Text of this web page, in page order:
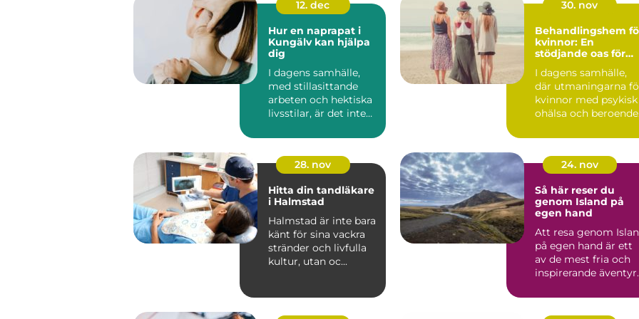
12. dec
Hur en naprapat i
Kungälv kan hjälpa
dig
I dagens samhälle,
med stillasittande
arbeten och hektiska
livsstilar, är det inte
30. nov
Behandlingshem
kvinnor: En
stödjande oas för
I dagens samhälle,
där utmaningarna
kvinnor med psykisk
ohälsa och beroende
28. nov
Hitta din tandläkare
i Halmstad
Halmstad är inte bara
känt för sina vackra
stränder och livfulla
kultur, utan oc...
24. nov
Så här reser du
genom Island på
egen hand
Att resa genom
på egen hand är ett
av de mest fria och
inspirerande äventyr